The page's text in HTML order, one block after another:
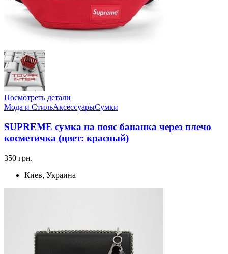
Посмотреть детали
Мода и СтильАксессуарыСумки
SUPREME сумка на пояс бананка через плечо
косметичка (цвет: красный)
350 грн.
Киев, Украина